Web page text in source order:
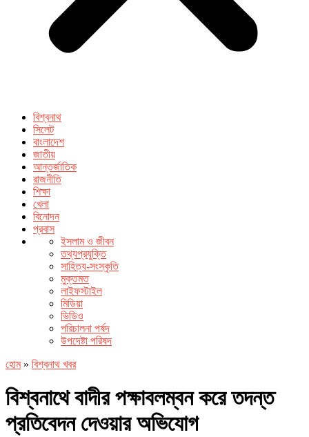
বিশ্বনাথ
সিলেট
বাংলাদেশ
জাতীয়
আন্তর্জাতিক
রাজনীতি
শিক্ষা
খেলা
বিনোদন
প্রবাস
ইসলাম ও জীবন
তথ্যপ্রযুক্তি
সাহিত্য-সংস্কৃতি
মুক্তমত
লাইফস্টাইল
মিডিয়া
ভিডিও
পরিচালনা পর্ষদ
উপদেষ্টা পরিষদ
হোম» বিশ্বনাথ খবর
বিশ্বনাথে বাদীর পক্ষাবলম্বন করে তদন্ত
প্রতিবেদন দেওয়ার অভিযোগ